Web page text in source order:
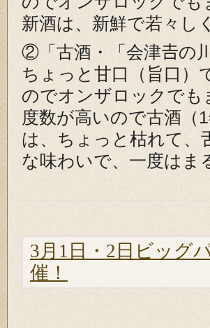
新酒は、新鮮で若々し
②「古酒・「会津𠮷の
ちょっと甘口（旨口）
のでオンザロックでも
度数が高いので古酒（
は、ちょっと枯れて
な味わいで、一度はま
3月1日・2日ビッグ
催！